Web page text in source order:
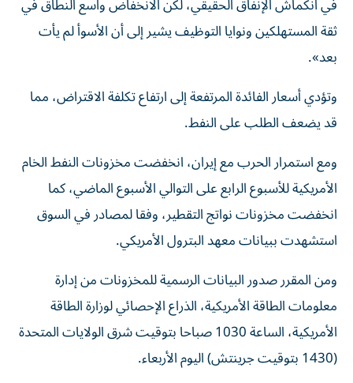
ثقة المستهلكين ونوايا التوظيف يشير إلى أن الأسوأ لم ‌يأت
بعد».
وتؤدي أسعار الفائدة المرتفعة إلى ارتفاع تكلفة الاقتراض، مما
قد يضعف الطلب على النفط.
ومع استمرار الحرب مع إيران، انخفضت مخزونات النفط الخام
الأمريكية للأسبوع الرابع ⁠على التوالي الأسبوع الماضي، كما
انخفضت مخزونات نواتج التقطير، وفقا لمصادر في السوق ​
استشهدت ببيانات معهد البترول الأمريكي.
ومن المقرر صدور البيانات الرسمية للمخزونات من إدارة
معلومات الطاقة الأمريكية، الذراع الإحصائي لوزارة الطاقة
الأمريكية، الساعة 1030 صباحا بتوقيت شرق الولايات المتحدة
(1430 بتوقيت جرينتش) اليوم الأربعاء.